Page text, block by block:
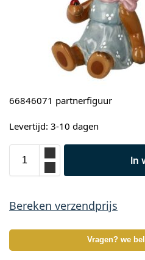
66846071 partnerfiguur
Levertijd: 3-10 dagen
In
Bereken verzendprijs
Vragen? we